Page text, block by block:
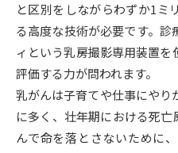
大学研究
大学で学べる内容や特徴を調
新増設大学・学部・学科特集
と区別をしながらわずか1ミ
る高度な技術が必要です。
ィという乳房撮影専用装置
評価する力が問われます。
乳がんは子育てや仕事にやり
に多く、壮年期における死
んで命を落とさないために